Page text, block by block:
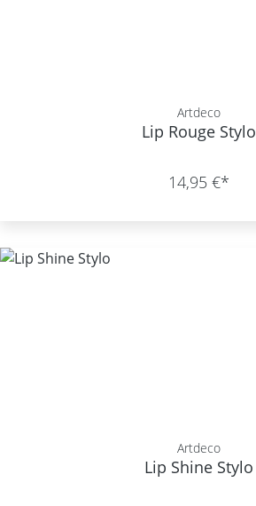
Artdeco
Lip Rouge Stylo
14,95 €*
Artdeco
Lip Shine Stylo